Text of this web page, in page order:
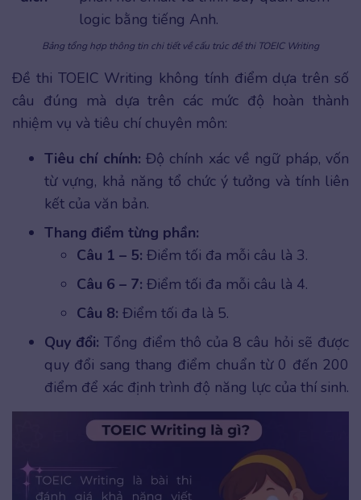
logic bằng tiếng Anh.
Bảng tổng hợp thông tin chi tiết về cấu trúc đề thi TOEIC Writing
Đề thi TOEIC Writing không tính điểm dựa trên số
câu đúng mà dựa trên các mức độ hoàn thành
nhiệm vụ và tiêu chí chuyên môn:
Tiêu chí chính: Độ chính xác về ngữ pháp, vốn
từ vựng, khả năng tổ chức ý tưởng và tính liên
kết của văn bản.
Thang điểm từng phần:
Câu 1 – 5: Điểm tối đa mỗi câu là 3.
Câu 6 – 7: Điểm tối đa mỗi câu là 4.
Câu 8: Điểm tối đa là 5.
Quy đổi: Tổng điểm thô của 8 câu hỏi sẽ được
quy đổi sang thang điểm chuẩn từ 0 đến 200
điểm để xác định trình độ năng lực của thí sinh.